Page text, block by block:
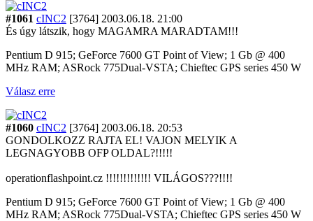
#1061 cINC2 [3764] 2003.06.18. 21:00
És úgy látszik, hogy MAGAMRA MARADTAM!!!
Pentium D 915; GeForce 7600 GT Point of View; 1 Gb @ 400
MHz RAM; ASRock 775Dual-VSTA; Chieftec GPS series 450 W
Válasz erre
#1060 cINC2 [3764] 2003.06.18. 20:53
GONDOLKOZZ RAJTA EL! VAJON MELYIK A
LEGNAGYOBB OFP OLDAL?!!!!!
operationflashpoint.cz !!!!!!!!!!!!! VILÁGOS???!!!!
Pentium D 915; GeForce 7600 GT Point of View; 1 Gb @ 400
MHz RAM; ASRock 775Dual-VSTA; Chieftec GPS series 450 W